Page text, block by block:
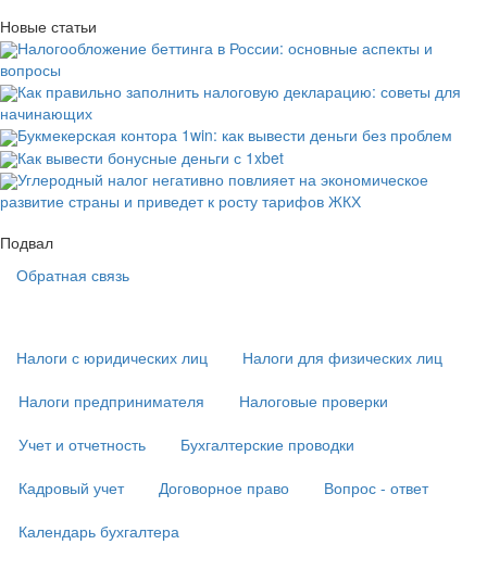
Новые статьи
Налогообложение беттинга в России: основные аспекты и
вопросы
Как правильно заполнить налоговую декларацию: советы для
начинающих
Букмекерская контора 1win: как вывести деньги без проблем
Как вывести бонусные деньги с 1xbet
Углеродный налог негативно повлияет на экономическое
развитие страны и приведет к росту тарифов ЖКХ
Подвал
Обратная связь
подвале)
Налоги с юридических лиц
Налоги для физических лиц
Налоги предпринимателя
Налоговые проверки
Учет и отчетность
Бухгалтерские проводки
Кадровый учет
Договорное право
Вопрос - ответ
Календарь бухгалтера